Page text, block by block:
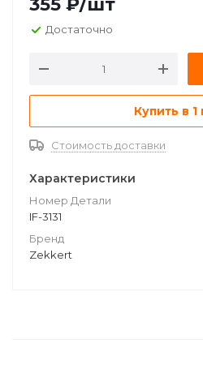
355 ₽/шт
Достаточно
Купить в 1
Стоимость доставки
Характеристики
Номер Детали
IF-3131
Бренд
Zekkert